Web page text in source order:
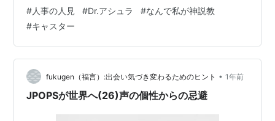
ァンの方には申し訳ないんですけど、 前田◯子さんの感
情を出す時の演技が、 いつ見てもキンキントゲトゲして
いて苦手なんですよね…（汗） そして、苦手ではないけ
れど、 最近「ん？」と引っかかっているのは鈴木◯奈美
さんの演技で。 前クール「プライベートバンカー」に続
いてまたコテコテした感じか〜…
#人事の人見 #Dr.アシュラ #なんで私が神説教
#キャスター
fukugen（福言）:出会い気づき変わるためのヒント • 1年前
JPOPSが世界へ(26)声の個性からの忌避